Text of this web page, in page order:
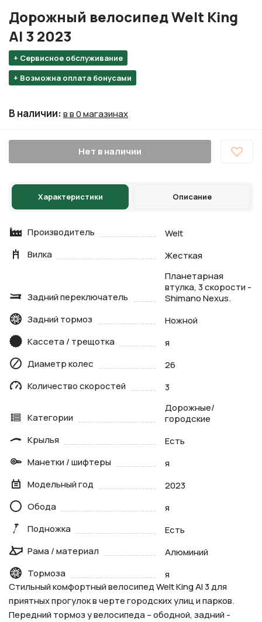
+ Сервисное обслуживание
+ Возможна оплата бонусами
Дорожный велосипед Welt King
Al 3 2023
В наличии:в в 0 магазинах
Нет в наличии
Характеристики Описание
Производитель
Welt
Вилка
Жесткая
Задний переключатель
Планетарная
втулка, 3 скорости -
Shimano Nexus.
Задний тормоз
Ножной
Кассета / трещотка
я
Диаметр колес
26
Количество скоростей
3
Категории
Дорожные/
городские
Крылья
Есть
Манетки / шифтеры
я
Модельный год
2023
Обода
я
Подножка
Есть
Рама / материал
Алюминий
Тормоза
я
Стильный комфортный велосипед Welt King Al 3 для
приятных прогулок в черте городских улиц и парков.
Передний тормоз у велосипеда – ободной, задний -